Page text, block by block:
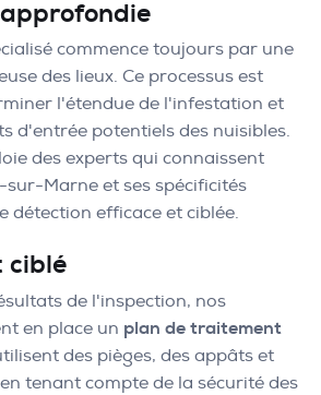
commence toujours par une
des lieux. Ce processus est
l'étendue de l'infestation et
d'entrée potentiels des nuisibles.
des experts qui connaissent
Marne et ses spécificités
détection efficace et ciblée.
ciblé
de l'inspection, nos
en place un plan de traitement
des pièges, des appâts et
tenant compte de la sécurité des